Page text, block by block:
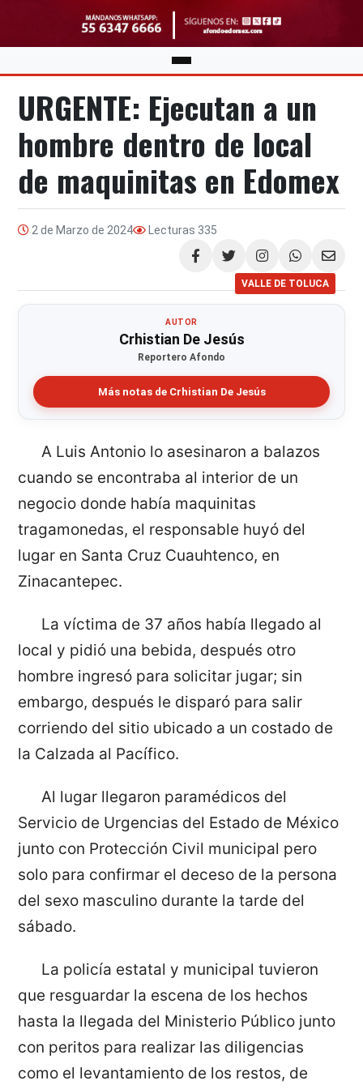
URGENTE: Ejecutan a un
hombre dentro de local
de maquinitas en Edomex
2 de Marzo de 2024 Lecturas 335
Compartir
VALLE DE TOLUCA
AUTOR
Crhistian De Jesús
Reportero Afondo
Más notas de Crhistian De Jesús
A Luis Antonio lo asesinaron a balazos
cuando se encontraba al interior de un
negocio donde había maquinitas
tragamonedas, el responsable huyó del
lugar en Santa Cruz Cuauhtenco, en
Zinacantepec.
La víctima de 37 años había llegado al
local y pidió una bebida, después otro
hombre ingresó para solicitar jugar; sin
embargo, después le disparó para salir
corriendo del sitio ubicado a un costado de
la Calzada al Pacífico.
Al lugar llegaron paramédicos del
Servicio de Urgencias del Estado de México
junto con Protección Civil municipal pero
solo para confirmar el deceso de la persona
del sexo masculino durante la tarde del
sábado.
La policía estatal y municipal tuvieron
que resguardar la escena de los hechos
hasta la llegada del Ministerio Público junto
con peritos para realizar las diligencias
como el levantamiento de los restos, de